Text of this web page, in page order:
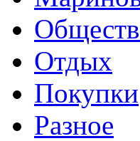
Отдых
Покупки
Разное